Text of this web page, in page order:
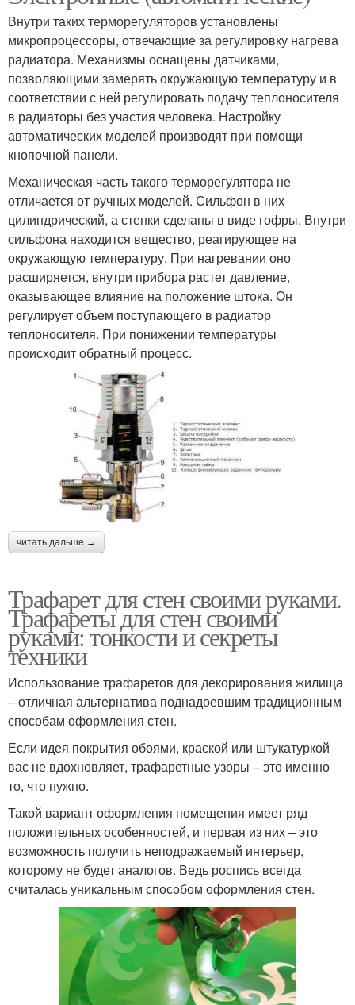
Внутри таких терморегуляторов установлены
микропроцессоры, отвечающие за регулировку нагрева
радиатора. Механизмы оснащены датчиками,
позволяющими замерять окружающую температуру и в
соответствии с ней регулировать подачу теплоносителя
в радиаторы без участия человека. Настройку
автоматических моделей производят при помощи
кнопочной панели.
Механическая часть такого терморегулятора не
отличается от ручных моделей. Сильфон в них
цилиндрический, а стенки сделаны в виде гофры. Внутри
сильфона находится вещество, реагирующее на
окружающую температуру. При нагревании оно
расширяется, внутри прибора растет давление,
оказывающее влияние на положение штока. Он
регулирует объем поступающего в радиатор
теплоносителя. При понижении температуры
происходит обратный процесс.
читать дальше →
Трафарет для стен своими руками.
Трафареты для стен своими
руками: тонкости и секреты
техники
Использование трафаретов для декорирования жилища
– отличная альтернатива поднадоевшим традиционным
способам оформления стен.
Если идея покрытия обоями, краской или штукатуркой
вас не вдохновляет, трафаретные узоры – это именно
то, что нужно.
Такой вариант оформления помещения имеет ряд
положительных особенностей, и первая из них – это
возможность получить неподражаемый интерьер,
которому не будет аналогов. Ведь роспись всегда
считалась уникальным способом оформления стен.